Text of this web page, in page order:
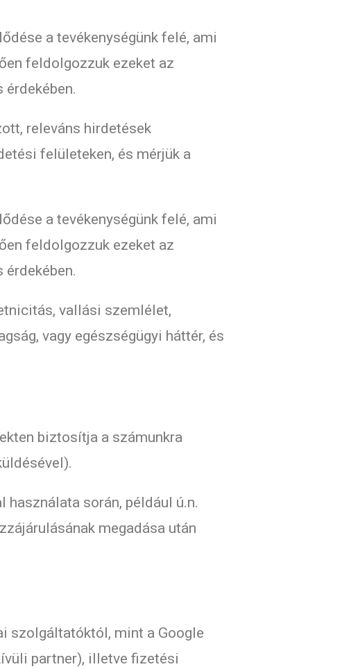
a tevékenységünk felé, ami
feldolgozzuk ezeket az
releváns hirdetések
felületeken, és mérjük a
a tevékenységünk felé, ami
feldolgozzuk ezeket az
vallási szemlélet,
vagy egészségügyi háttér, és
biztosítja a számunkra
során, például ú.n.
megadása után
szolgáltatóktól, mint a Google
partner), illetve fizetési